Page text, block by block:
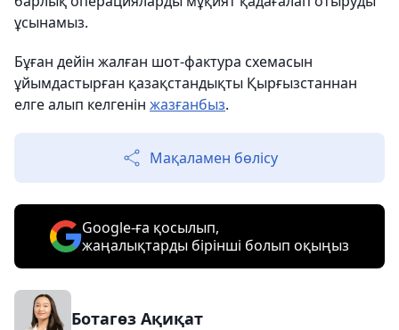
ұсынамыз.
Бұған дейін жалған шот-фактура схемасын
ұйымдастырған қазақстандықты Қырғызстаннан
елге алып келгенін жазғанбыз.
Мақаламен бөлісу
Google-ға қосылып,
жаңалықтарды бірінші болып оқыңыз
Ботагөз Ақиқат